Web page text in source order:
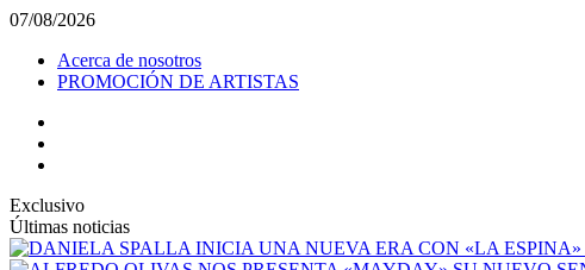
Saltar
contenido
07/08/2026
Acerca de nosotros
PROMOCIÓN DE ARTISTAS
Exclusivo
Últimas noticias